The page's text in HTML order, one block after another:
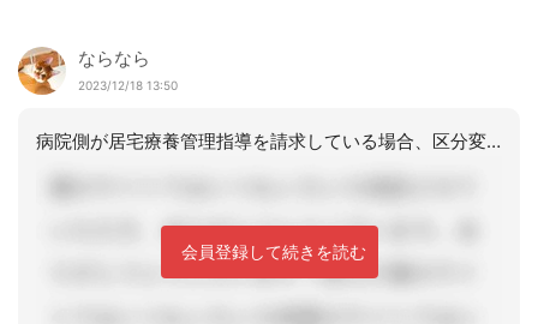
ならなら
2023/12/18 13:50
病院側が居宅療養管理指導を請求している場合、区分変更中は介護保険請求をしても返戻
会員登録して続きを読む